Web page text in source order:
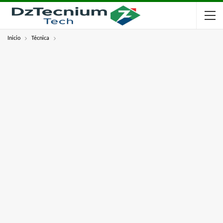
Inicio Técnica